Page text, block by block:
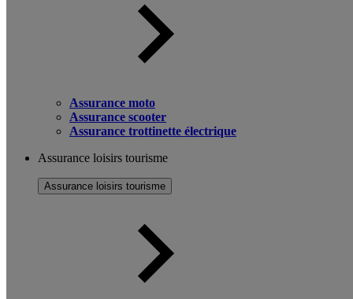
Assurance moto
Assurance scooter
Assurance trottinette électrique
Assurance loisirs tourisme
Assurance loisirs tourisme